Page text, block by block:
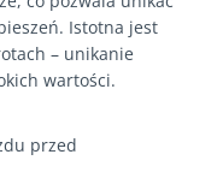
Istotna jest
– unikanie
wartości.
przed